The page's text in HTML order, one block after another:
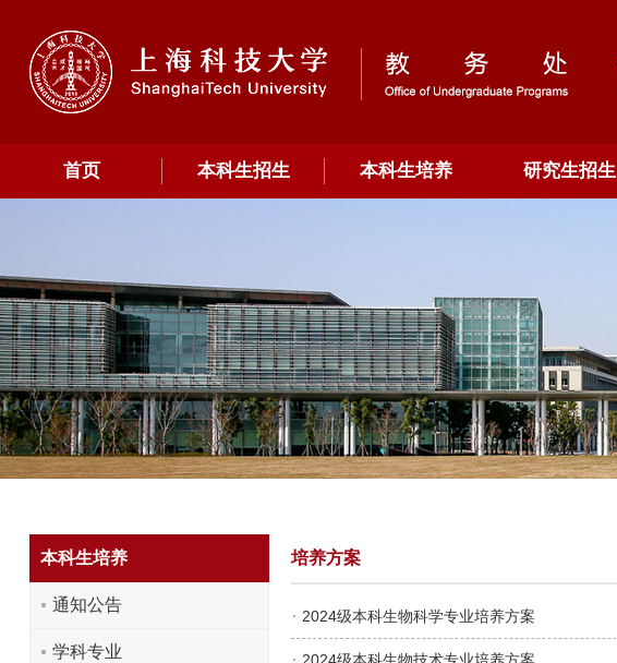
首页 本科生招生 本科生培养 研究生招生
本科生培养
通知公告
学科专业
培养方案
2024级本科生物科学专业培养方案
2024级本科生物技术专业培养方案